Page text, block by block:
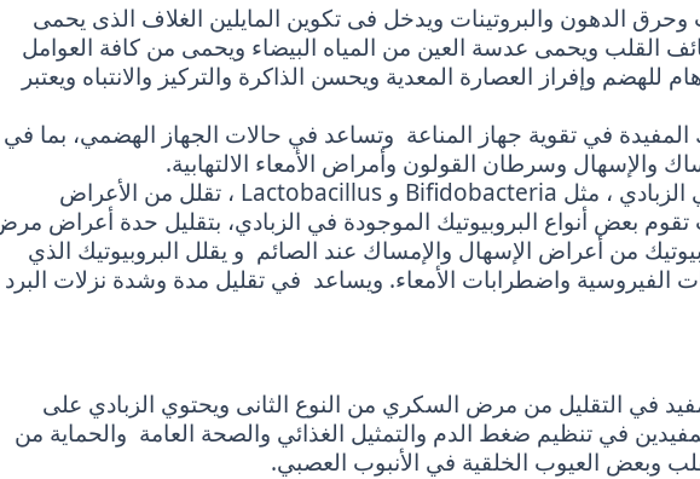
وحرق الدهون والبروتينات ويدخل فى تكوين المايلين الغلاف الذى يحمى
القلب ويحمى عدسة العين من المياه البيضاء ويحمى من كافة العوامل
للهضم وإفراز العصارة المعدية ويحسن الذاكرة والتركيز والانتباه ويعتبر
المفيدة في تقوية جهاز المناعة وتساعد في حالات الجهاز الهضمي، بما في
والإسهال وسرطان القولون وأمراض الأمعاء الالتهابية.
أنواع البروبيوتيك الموجودة في الزبادي ، مثل Bifidobacteria و Lactobacillus ، تقلل من الأعراض
بعض أنواع البروبيوتيك الموجودة في الزبادي، بتقليل حدة أعراض
من أعراض الإسهال والإمساك عند الصائم و يقلل البروبيوتيك الذي
الفيروسية واضطرابات الأمعاء. ويساعد في تقليل مدة وشدة نزلات
في التقليل من مرض السكري من النوع الثانى ويحتوي الزبادي على
المفيدين في تنظيم ضغط الدم والتمثيل الغذائي والصحة العامة والحماية من
وبعض العيوب الخلقية في الأنبوب العصبي.